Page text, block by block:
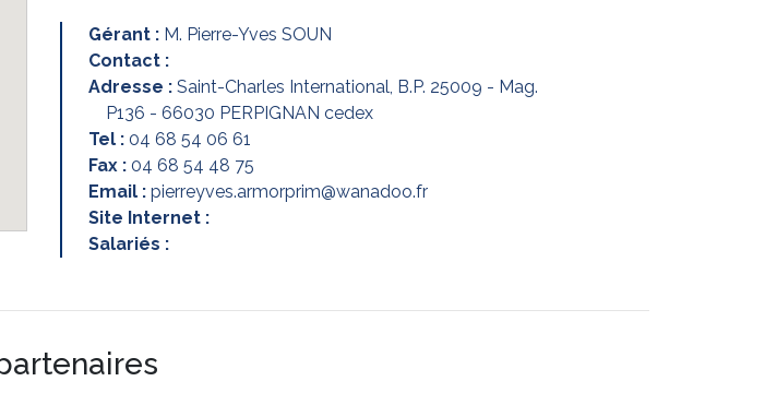
Gérant : M. Pierre-Yves SOUN
Contact :
Adresse : Saint-Charles International, B.P. 25009 - Mag.
P136 - 66030 PERPIGNAN cedex
Tel : 04 68 54 06 61
Fax : 04 68 54 48 75
Email : pierreyves.armorprim@wanadoo.fr
Site Internet :
Salariés :